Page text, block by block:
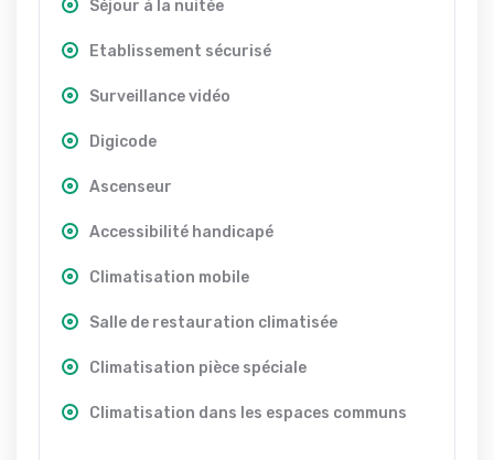
Séjour à la nuitée
Etablissement sécurisé
Surveillance vidéo
Digicode
Ascenseur
Accessibilité handicapé
Climatisation mobile
Salle de restauration climatisée
Climatisation pièce spéciale
Climatisation dans les espaces communs